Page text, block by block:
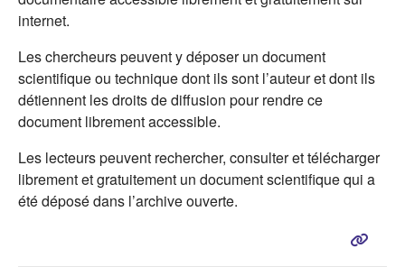
internet.
Les chercheurs peuvent y déposer un document
scientifique ou technique dont ils sont l’auteur et dont ils
détiennent les droits de diffusion pour rendre ce
document librement accessible.
Les lecteurs peuvent rechercher, consulter et télécharger
librement et gratuitement un document scientifique qui a
été déposé dans l’archive ouverte.